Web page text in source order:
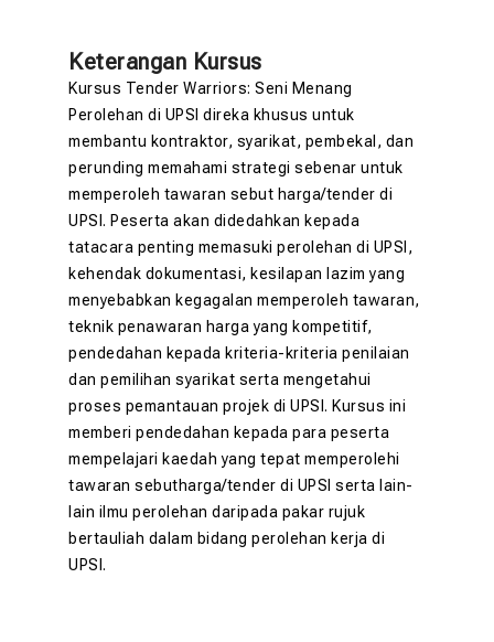
Keterangan Kursus
Kursus Tender Warriors: Seni Menang
Perolehan di UPSI direka khusus untuk
membantu kontraktor, syarikat, pembekal, dan
perunding memahami strategi sebenar untuk
memperoleh tawaran sebut harga/tender di
UPSI. Peserta akan didedahkan kepada
tatacara penting memasuki perolehan di UPSI,
kehendak dokumentasi, kesilapan lazim yang
menyebabkan kegagalan memperoleh tawaran,
teknik penawaran harga yang kompetitif,
pendedahan kepada kriteria-kriteria penilaian
dan pemilihan syarikat serta mengetahui
proses pemantauan projek di UPSI. Kursus ini
memberi pendedahan kepada para peserta
mempelajari kaedah yang tepat memperolehi
tawaran sebutharga/tender di UPSI serta lain-
lain ilmu perolehan daripada pakar rujuk
bertauliah dalam bidang perolehan kerja di
UPSI.